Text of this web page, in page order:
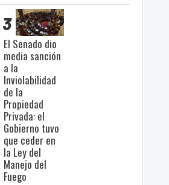
3
El Senado dio
media sanción
a la
Inviolabilidad
de la
Propiedad
Privada: el
Gobierno tuvo
que ceder en
la Ley del
Manejo del
Fuego